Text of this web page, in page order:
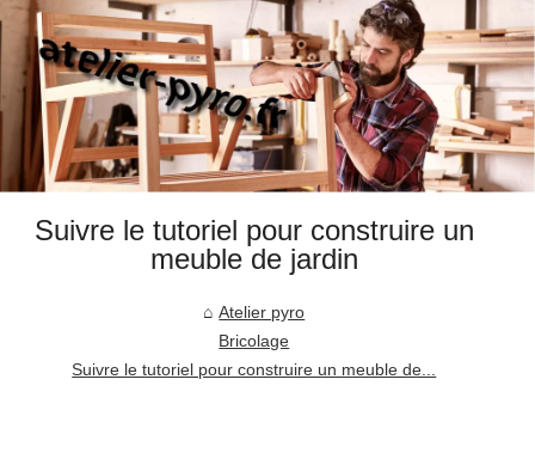
Suivre le tutoriel pour construire un
meuble de jardin
Atelier pyro
Bricolage
Suivre le tutoriel pour construire un meuble de...